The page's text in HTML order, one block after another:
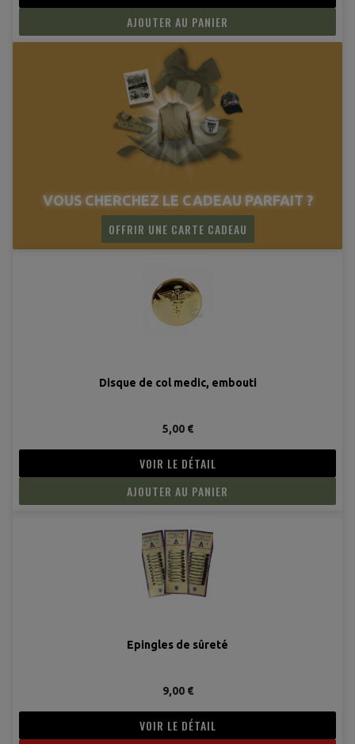
AJOUTER AU PANIER
VOUS CHERCHEZ LE CADEAU PARFAIT ?
OFFRIR UNE CARTE CADEAU
Disque de col medic, embouti
5,00 €
VOIR LE DÉTAIL
AJOUTER AU PANIER
Epingles de sûreté
9,00 €
VOIR LE DÉTAIL